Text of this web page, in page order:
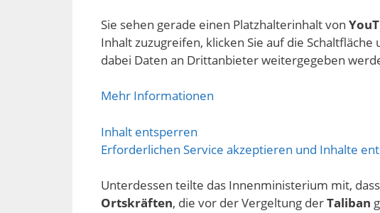
Sie sehen gerade einen Platzhalterinhalt von
Inhalt zuzugreifen, klicken Sie auf die Schaltfläche
dabei Daten an Drittanbieter weitergegeben
Mehr Informationen
Inhalt entsperren
Erforderlichen Service akzeptieren und Inhalte
Unterdessen teilte das Innenministerium mit,
Ortskräften, die vor der Vergeltung derTaliban